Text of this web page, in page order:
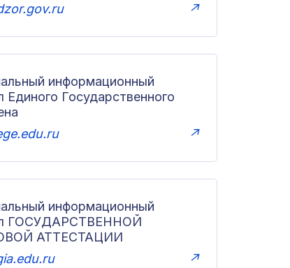
↗
информационный
Единого Государственного
↗
информационный
ГОСУДАРСТВЕННОЙ
АТТЕСТАЦИИ
↗